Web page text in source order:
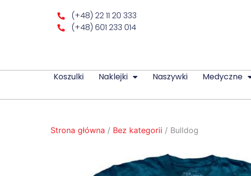
(+48) 22 11 20 333
(+48) 601 233 014
Koszulki Naklejki Naszywki Medyczne
Strona główna / Bez kategorii / Bulldog